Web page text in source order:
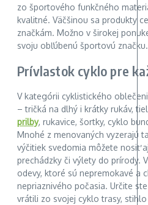
zo športového funkčného
kvalitné. Väčšinou sa produkty
značkám. Možno v širokej
svoju obľúbenú športovú značku.
Prívlastok cyklo pre
V kategórii cyklistického
– tričká na dlhý i krátky rukáv,
prilby, rukavice, šortky, cyklo
Mnohé z menovaných vyzerajú
výčitiek svedomia môžete nosiť
prechádzky či výlety do prírody.
odevy, ktoré sú nepremokavé a
nepriaznivého počasia. Určite
vrátili zo svojej cyklo trasy,